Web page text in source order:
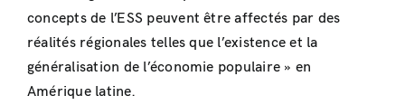
concepts de l’ESS peuvent être affectés par des
réalités régionales telles que l’existence et la
généralisation de l’économie populaire » en
Amérique latine.